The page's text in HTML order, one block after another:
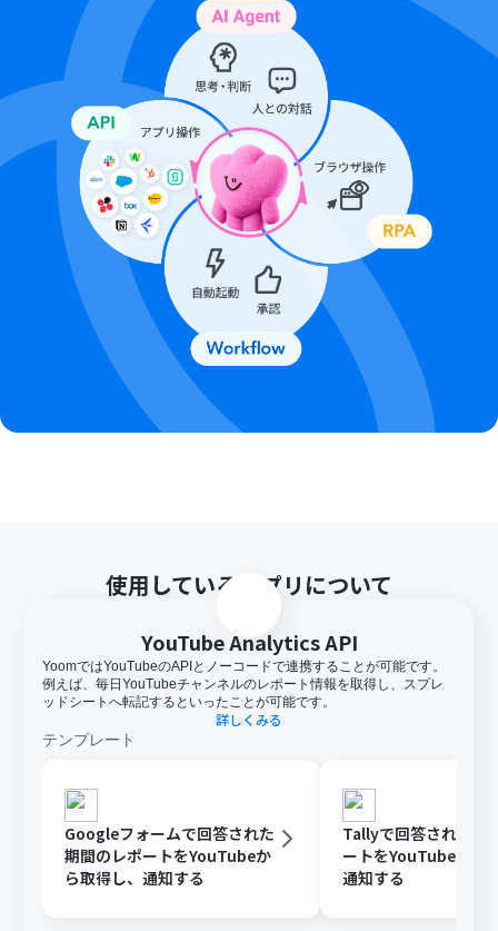
使用しているアプリについて
YouTube Analytics API
YoomではYouTubeのAPIとノーコードで連携することが可能です。
例えば、毎日YouTubeチャンネルのレポート情報を取得し、スプレ
ッドシートへ転記するといったことが可能です。
詳しくみる
テンプレート
Googleフォームで回答された
期間のレポートをYouTubeか
ら取得し、通知する
Tallyで回答された期
ートをYouTubeから
通知する